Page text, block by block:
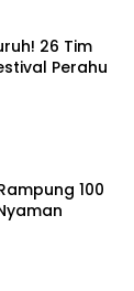
26 Tim
Perahu
100